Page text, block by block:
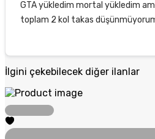
GTA yükledim mortal yükledim
toplam 2 kol takas
İlgini çekebilecek diğer ilanlar